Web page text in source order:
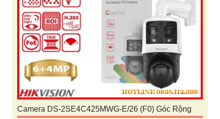
Camera DS-2SE4C425MWG-E/26 (F0) Góc Rộng